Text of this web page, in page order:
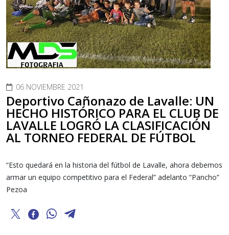
06 NOVIEMBRE 2021
Deportivo Cañonazo de Lavalle: UN
HECHO HISTÓRICO PARA EL CLUB DE
LAVALLE LOGRÓ LA CLASIFICACIÓN
AL TORNEO FEDERAL DE FÚTBOL
“Esto quedará en la historia del fútbol de Lavalle, ahora debemos
armar un equipo competitivo para el Federal” adelanto “Pancho”
Pezoa